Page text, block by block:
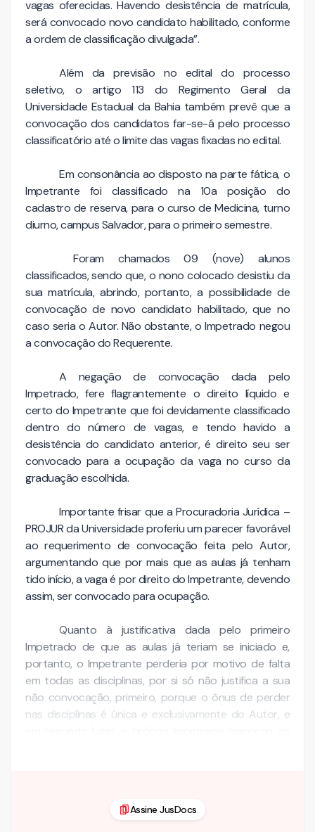
vagas oferecidas. Havendo desistência de matrícula,
será convocado novo candidato habilitado, conforme
a ordem de classificação divulgada”.
Além da previsão no edital do processo
seletivo, o artigo 113 do Regimento Geral da
Universidade Estadual da Bahia também prevê que a
convocação dos candidatos far-se-á pelo processo
classificatório até o limite das vagas fixadas no edital.
Em consonância ao disposto na parte fática, o
Impetrante foi classificado na 10a posição do
cadastro de reserva, para o curso de Medicina, turno
diurno, campus Salvador, para o primeiro semestre.
Foram chamados 09 (nove) alunos
classificados, sendo que, o nono colocado desistiu da
sua matrícula, abrindo, portanto, a possibilidade de
convocação de novo candidato habilitado, que no
caso seria o Autor. Não obstante, o Impetrado negou
a convocação do Requerente.
A negação de convocação dada pelo
Impetrado, fere flagrantemente o direito líquido e
certo do Impetrante que foi devidamente classificado
dentro do número de vagas, e tendo havido a
desistência do candidato anterior, é direito seu ser
convocado para a ocupação da vaga no curso da
graduação escolhida.
Importante frisar que a Procuradoria Jurídica –
PROJUR da Universidade proferiu um parecer favorável
ao requerimento de convocação feita pelo Autor,
argumentando que por mais que as aulas já tenham
tido início, a vaga é por direito do Impetrante, devendo
assim, ser convocado para ocupação.
Quanto à justificativa dada pelo primeiro
Impetrado de que as aulas já teriam se iniciado e,
portanto, o Impetrante perderia por motivo de falta
em todas as disciplinas, por si só não justifica a sua
não convocação, primeiro, porque o ônus de perder
nas disciplinas é única e exclusivamente do Autor, e
Assine JusDocs